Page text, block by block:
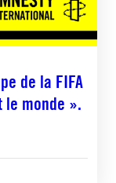
de la FIFA
monde ».